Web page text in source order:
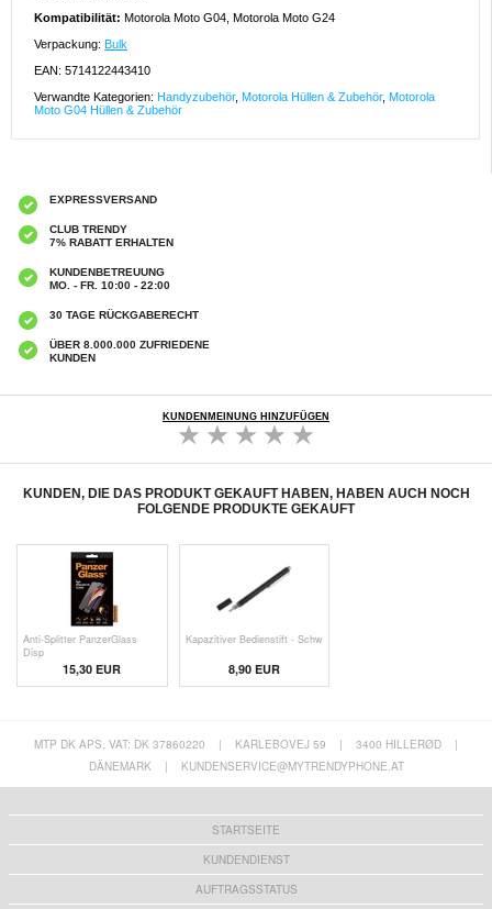
Kompatibilität: Motorola Moto G04, Motorola Moto G24
Verpackung: Bulk
EAN: 5714122443410
Verwandte Kategorien: Handyzubehör, Motorola Hüllen & Zubehör, Motorola
Moto G04 Hüllen & Zubehör
EXPRESSVERSAND
CLUB TRENDY
7% RABATT ERHALTEN
KUNDENBETREUUNG
MO. - FR. 10:00 - 22:00
30 TAGE RÜCKGABERECHT
ÜBER 8.000.000 ZUFRIEDENE
KUNDEN
KUNDENMEINUNG HINZUFÜGEN
KUNDEN, DIE DAS PRODUKT GEKAUFT HABEN, HABEN AUCH NOCH
FOLGENDE PRODUKTE GEKAUFT
Anti-Splitter PanzerGlass
Disp
15,30 EUR
Kapazitiver Bedienstift - Schw
8,90 EUR
MTP DK APS, VAT: DK 37860220 | KARLEBOVEJ 59 | 3400 HILLERØD
|
DÄNEMARK
| KUNDENSERVICE@MYTRENDYPHONE.AT
STARTSEITE
KUNDENDIENST
AUFTRAGSSTATUS